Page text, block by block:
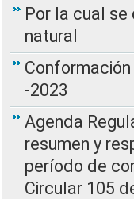
Por la cual
natural
-2023
Agenda
resumen y
período de
Circular 105